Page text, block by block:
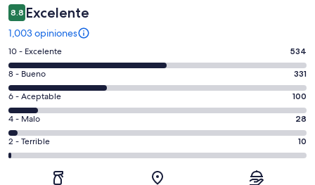
8.8 Excelente
1,003 opiniones
Puntuación
de
10,
es
decir,
Excelente.
Basada
en
10 - Excelente 534
Puntuación
de
8,
es
decir,
Bueno.
8 - Bueno 331
Puntuación
de
6,
es
decir,
Aceptable.
6 - Aceptable 100
Puntuación
de
4,
4 - Malo 28
Puntuación
de
2 - Terrible 10